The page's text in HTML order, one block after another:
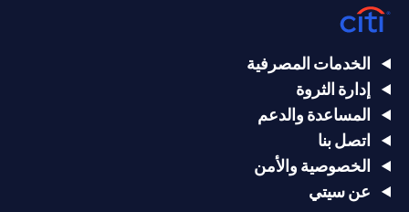
الخدمات المصرفية
إدارة الثروة
المساعدة والدعم
اتصل بنا
الخصوصية والأمن
عن سيتي